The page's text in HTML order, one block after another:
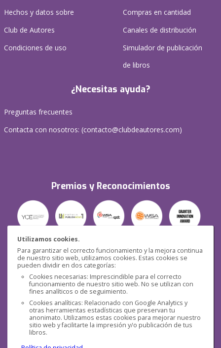
Utilizamos cookies.
Para garantizar el correcto funcionamiento y la mejora continua
de nuestro sitio web, utilizamos cookies. Estas cookies se
pueden dividir en dos categorías:
Cookies necesarias: Imprescindible para el correcto
funcionamiento de nuestro sitio web. No se utilizan con
fines analíticos o de seguimiento.
Cookies analíticas: Relacionado con Google Analytics y
otras herramientas estadísticas que preservan tu
anonimato. Utilizamos estas cookies para mejorar nuestro
sitio web y facilitarte la impresión y/o publicación de tus
libros.
Hechos y datos sobre
Club de Autores
Condiciones de uso
Compras en cantidad
Canales de distribución
Simulador de publicación
de libros
¿Necesitas ayuda?
Preguntas frecuentes
Contacta con nosotros: (contacto@clubdeautores.com)
Premios y Reconocimientos
Seguridad
Redes sociales